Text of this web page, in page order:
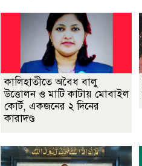
কালিহাতীতে অবৈধ বালু
উত্তোলন ও মাটি কাটায় মোবাইল
কোর্ট, একজনের ২ দিনের
কারাদণ্ড